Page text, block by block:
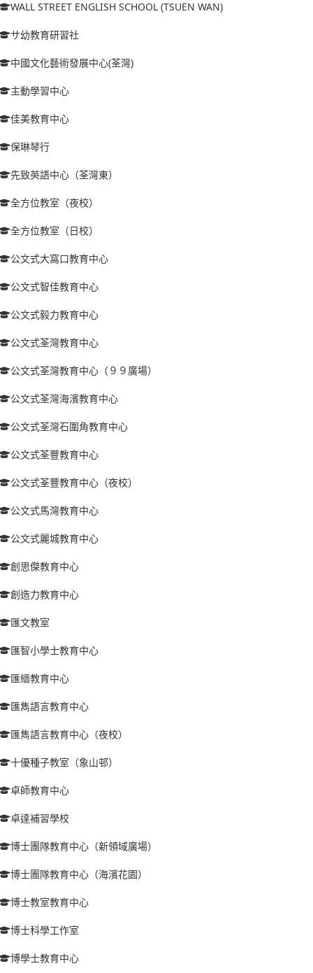
WALL STREET ENGLISH SCHOOL (TSUEN WAN)
サ幼教育研習社
中國文化藝術發展中心(荃灣)
主動學習中心
佳美教育中心
保琳琴行
先致英語中心（荃灣東）
全方位教室（夜校）
全方位教室（日校）
公文式大窩口教育中心
公文式智佳教育中心
公文式毅力教育中心
公文式荃灣教育中心
公文式荃灣教育中心（９９廣場）
公文式荃灣海濱教育中心
公文式荃灣石圍角教育中心
公文式荃豐教育中心
公文式荃豐教育中心（夜校）
公文式馬灣教育中心
公文式麗城教育中心
創思傑教育中心
創造力教育中心
匯文教室
匯智小學士教育中心
匯縉教育中心
匯雋語言教育中心
匯雋語言教育中心（夜校）
十優種子教室（象山邨）
卓師教育中心
卓達補習學校
博士團隊教育中心（新領域廣場）
博士團隊教育中心（海濱花園）
博士教室教育中心
博士科學工作室
博學士教育中心